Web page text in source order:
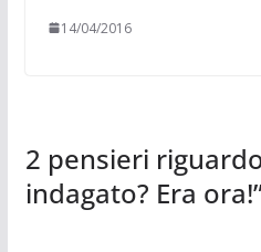
14/04/2016
2 pensieri
indagato? Era ora!